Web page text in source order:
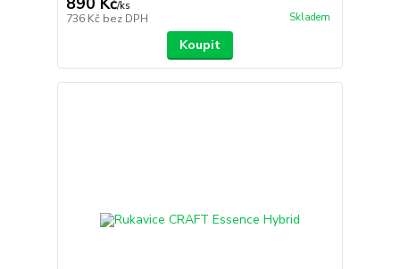
/ks
736 Kč bez DPH Skladem
Koupit